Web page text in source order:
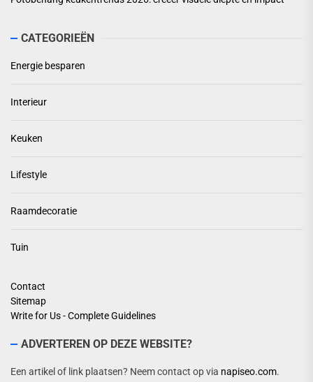
CATEGORIEËN
Energie besparen
Interieur
Keuken
Lifestyle
Raamdecoratie
Tuin
Contact
Sitemap
Write for Us - Complete Guidelines
ADVERTEREN OP DEZE WEBSITE?
Een artikel of link plaatsen? Neem contact op via napiseo.com.